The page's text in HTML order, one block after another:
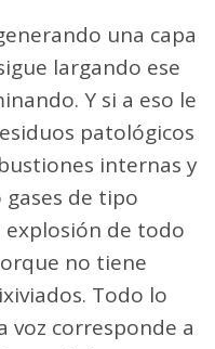
una capa
largando ese
Y si a eso le
patológicos
internas y
de tipo
de todo
no tiene
Todo lo
voz corresponde a